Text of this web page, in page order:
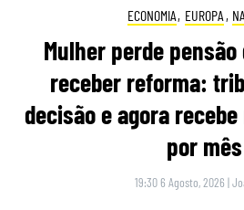
ECONOMIA, EUROPA ,
Mulher perde
receber reforma:
decisão e agora
por mês
19:30 6 Agosto, 2026 |